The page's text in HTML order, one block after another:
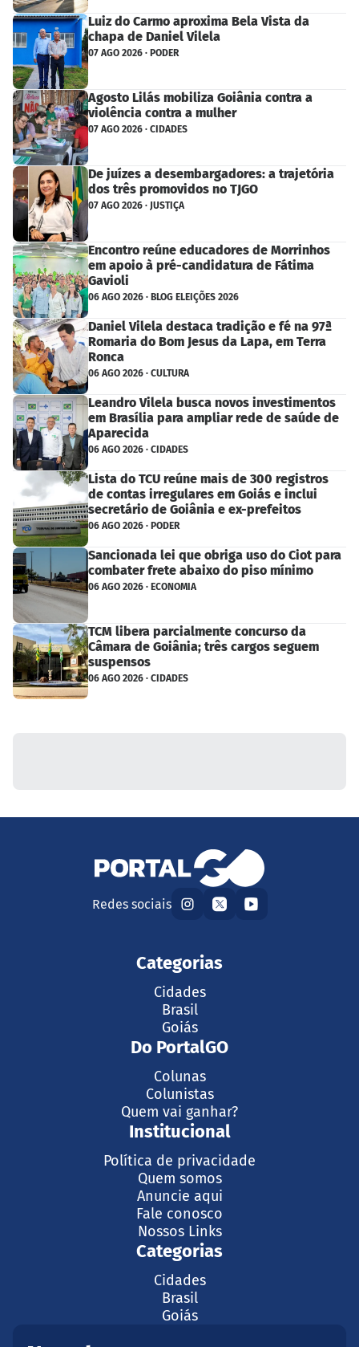
Luiz do Carmo aproxima Bela Vista da
chapa de Daniel Vilela
07 AGO 2026 · PODER
Agosto Lilás mobiliza Goiânia contra a
violência contra a mulher
07 AGO 2026 · CIDADES
De juízes a desembargadores: a trajetória
dos três promovidos no TJGO
07 AGO 2026 · JUSTIÇA
Encontro reúne educadores de Morrinhos
em apoio à pré-candidatura de Fátima
Gavioli
06 AGO 2026 · BLOG ELEIÇÕES 2026
Daniel Vilela destaca tradição e fé na 97ª
Romaria do Bom Jesus da Lapa, em Terra
Ronca
06 AGO 2026 · CULTURA
Leandro Vilela busca novos investimentos
em Brasília para ampliar rede de saúde de
Aparecida
06 AGO 2026 · CIDADES
Lista do TCU reúne mais de 300 registros
de contas irregulares em Goiás e inclui
secretário de Goiânia e ex-prefeitos
06 AGO 2026 · PODER
Sancionada lei que obriga uso do Ciot para
combater frete abaixo do piso mínimo
06 AGO 2026 · ECONOMIA
TCM libera parcialmente concurso da
Câmara de Goiânia; três cargos seguem
suspensos
06 AGO 2026 · CIDADES
Redes sociais
Categorias
Cidades
Brasil
Goiás
Do PortalGO
Colunas
Colunistas
Quem vai ganhar?
Institucional
Política de privacidade
Quem somos
Anuncie aqui
Fale conosco
Nossos Links
Categorias
Cidades
Brasil
Goiás